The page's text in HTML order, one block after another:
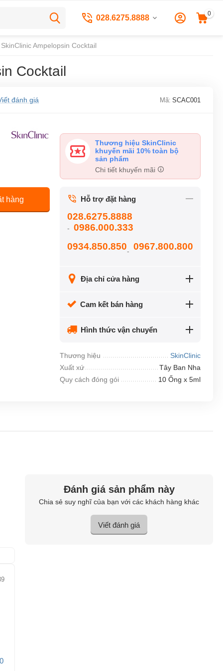
028.6275.8888 0
Ampelopsin Cocktail
Cocktail
đánh giá Mã: SCAC001
hàng
Thương hiệu SkinClinic
khuyến mãi 10% toàn bộ
sản phẩm
Chi tiết khuyến mãi
Hỗ trợ đặt hàng
028.6275.8888
- 0986.000.333
0934.850.850- 0967.800.800
Địa chỉ cửa hàng
Cam kết bán hàng
Hình thức vận chuyển
Thương hiệu
SkinClinic
Xuất xứ
Tây Ban Nha
Quy cách đóng gói
10 Ống x 5ml
Đánh giá sản phẩm này
Chia sẻ suy nghĩ của bạn với các khách hàng khác
Viết đánh giá